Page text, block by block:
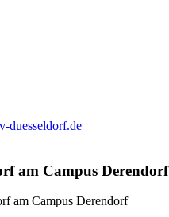
duesseldorf.de
am Campus Derendorf